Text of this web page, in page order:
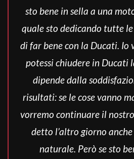
sto bene in sella a una
quale sto dedicando tutte
di far bene con la Ducati. Io
potessi chiudere in Ducati
dipende dalla
risultati: se le cose vanno
vorremo continuare il nostro
detto l’altro giorno
naturale. Però se sto